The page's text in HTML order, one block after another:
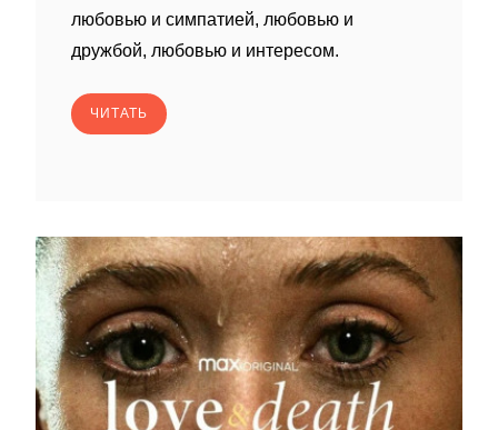
любовью и симпатией, любовью и
дружбой, любовью и интересом.
ЧИТАТЬ